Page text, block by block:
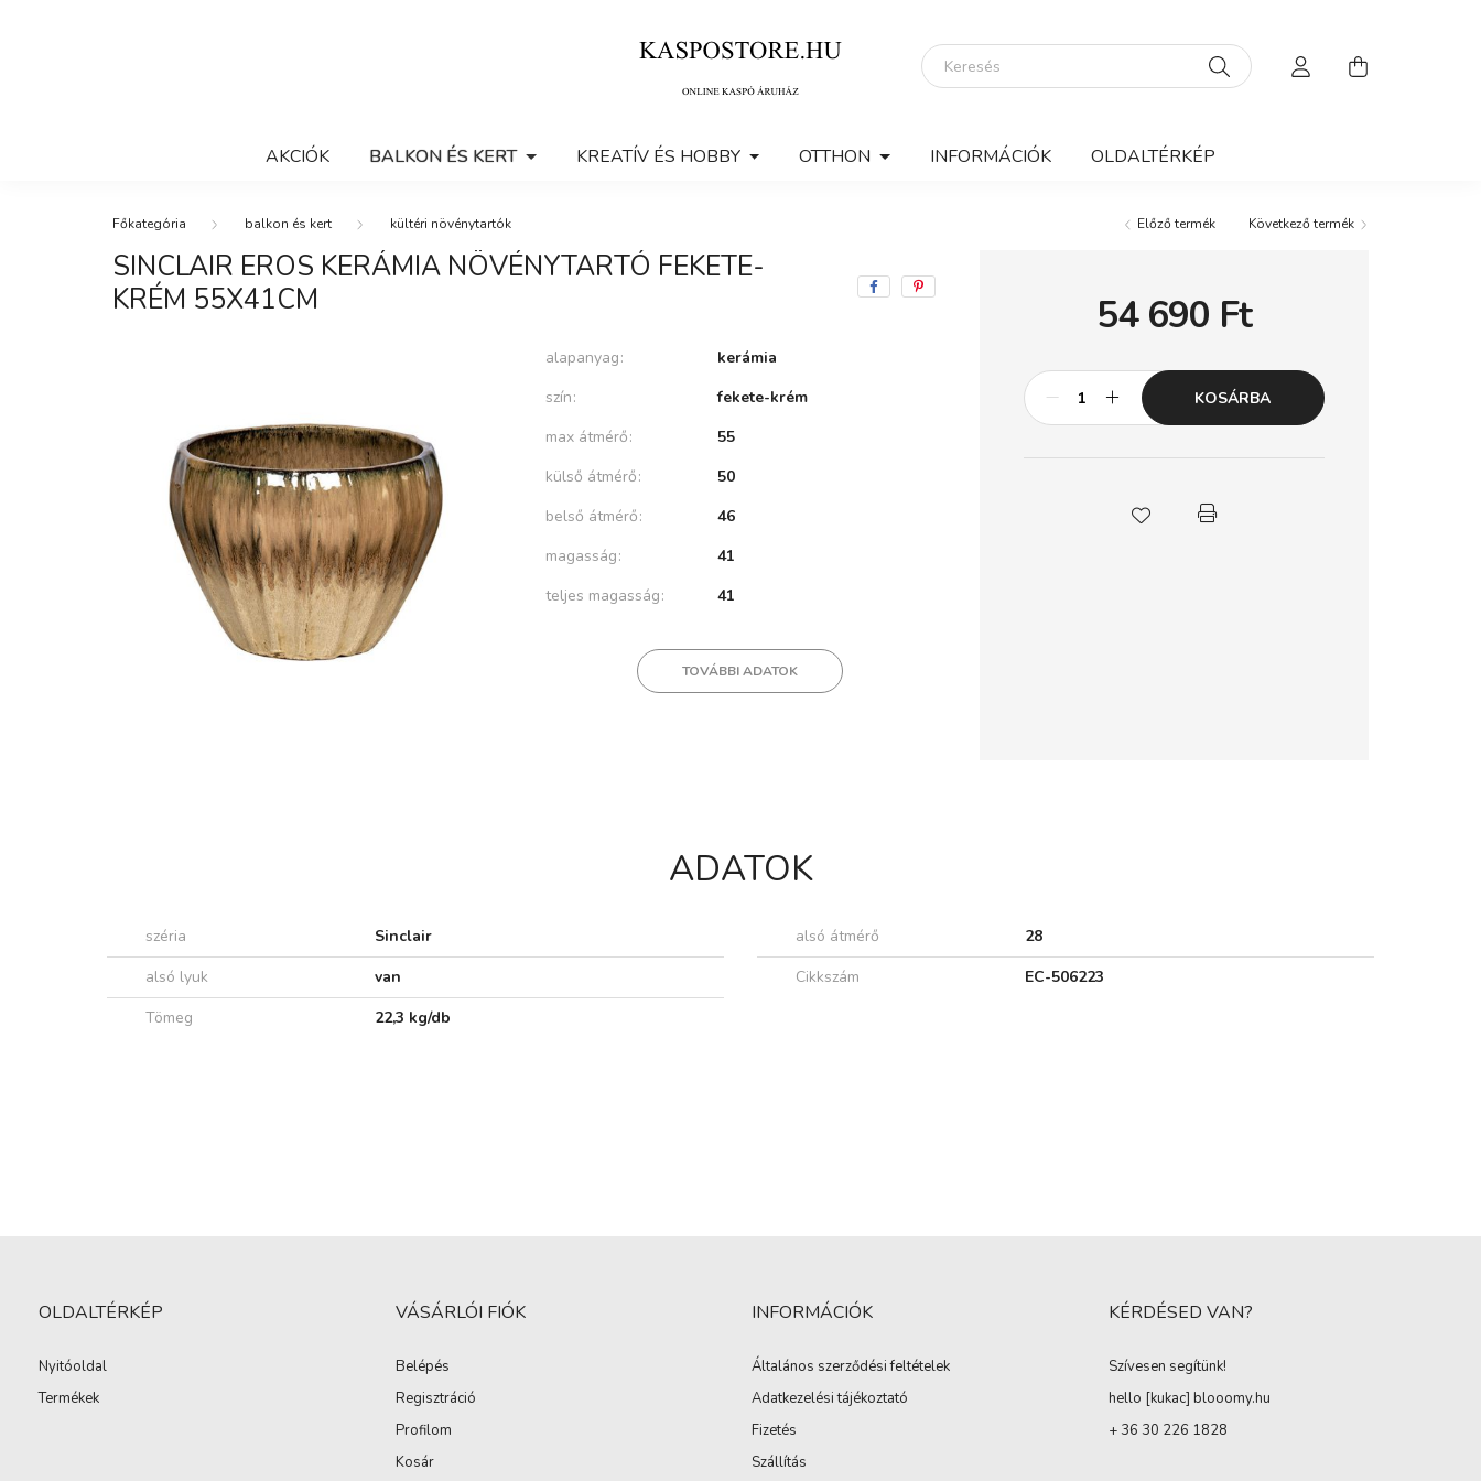
AKCIÓK BALKON ÉS KERT KREATÍV ÉS HOBBY OTTHON INFORMÁCIÓK OLDALTÉRKÉP
balkon és kert kültéri növénytartók Előző termék Következő termék
SINCLAIR EROS KERÁMIA NÖVÉNYTARTÓ FEKETE-
KRÉM 55X41CM
alapanyag
kerámia
szín
fekete-krém
max átmérő
55
külső átmérő
50
belső átmérő
46
magasság
41
teljes magasság
41
TOVÁBBI ADATOK
54 690 Ft
KOSÁRBA
ADATOK
széria Sinclair alsó átmérő
28
alsó lyuk
van Cikkszám
EC-506223
Tömeg
22,3 kg/db
OLDALTÉRKÉP
Nyitóoldal
Termékek
VÁSÁRLÓI FIÓK
Belépés
Regisztráció
Profilom
Kosár
INFORMÁCIÓK
Általános szerződési feltételek
Adatkezelési tájékoztató
Fizetés
Szállítás
KÉRDÉSED VAN?
Szívesen segítünk!
hello [kukac] blooomy.hu
+ 36 30 226 1828